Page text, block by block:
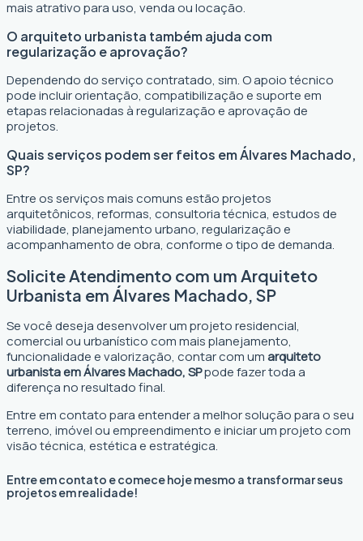
mais atrativo para uso, venda ou locação.
O arquiteto urbanista também ajuda com
regularização e aprovação?
Dependendo do serviço contratado, sim. O apoio técnico
pode incluir orientação, compatibilização e suporte em
etapas relacionadas à regularização e aprovação de
projetos.
Quais serviços podem ser feitos em Álvares Machado,
SP?
Entre os serviços mais comuns estão projetos
arquitetônicos, reformas, consultoria técnica, estudos de
viabilidade, planejamento urbano, regularização e
acompanhamento de obra, conforme o tipo de demanda.
Solicite Atendimento com um Arquiteto
Urbanista em Álvares Machado, SP
Se você deseja desenvolver um projeto residencial,
comercial ou urbanístico com mais planejamento,
funcionalidade e valorização, contar com umarquiteto
urbanista em Álvares Machado, SPpode fazer toda a
diferença no resultado final.
Entre em contato para entender a melhor solução para o seu
terreno, imóvel ou empreendimento e iniciar um projeto com
visão técnica, estética e estratégica.
Entre em contato e comece hoje mesmo a transformar seus
projetos em realidade!